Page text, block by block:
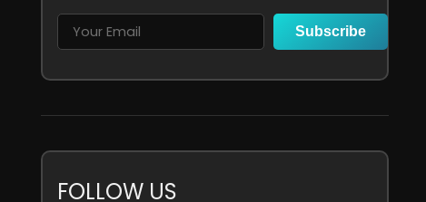
Subscribe
FOLLOW US